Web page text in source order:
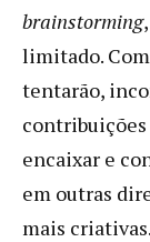
brainstorming
limitado.
tentarão,
encaixar e
em outras
mais criativas.